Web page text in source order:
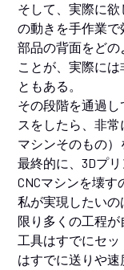
そして、実際に
の動きを手作業で
部品の背面をど
ことが、実際に
ともある。
その段階を通過
スをしたら、非
マシンそのもの）
最終的に、3Dプ
CNCマシンを壊す
私が実現したいの
限り多くの工程
工具はすでにセ
はすでに送りや